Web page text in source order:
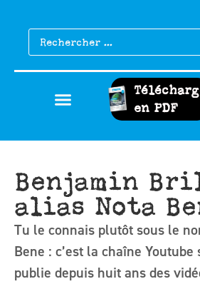
en PDF
Benjamin
alias Nota
Tu le connais plutôt sous le
Bene : c’est la chaîne
publie depuis huit ans des